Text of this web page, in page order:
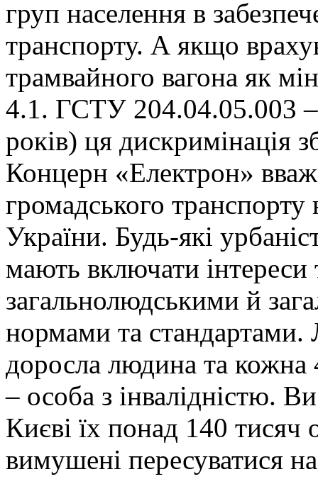
груп населення в
транспорту. А якщо
трамвайного вагона як
4.1. ГСТУ 204.04.05.003
років) ця дискримінація
Концерн «Електрон»
громадського
України. Будь-які
мають включати інтереси
загальнолюдськими й
нормами та
доросла людина та кожна
– особа з інвалідністю.
Києві їх понад 140 тисяч
вимушені пересуватися